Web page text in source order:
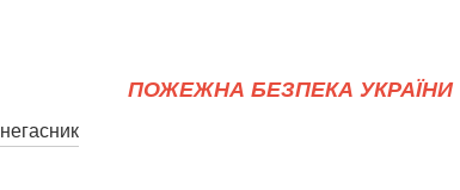
ПОЖЕЖНА БЕЗПЕКА УКРАЇНИ